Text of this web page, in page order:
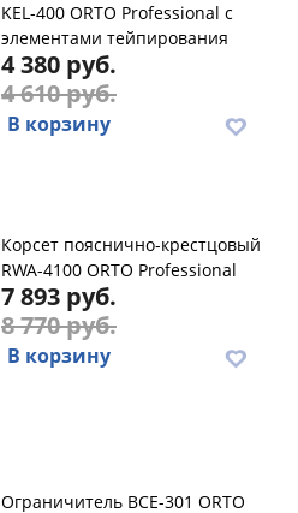
KEL-400 ORTO Professional с
элементами тейпирования
4 380 руб.
4 610 руб.
В корзину
Корсет пояснично-крестцовый
RWA-4100 ORTO Professional
7 893 руб.
8 770 руб.
В корзину
Ограничитель BCE-301 ORTO